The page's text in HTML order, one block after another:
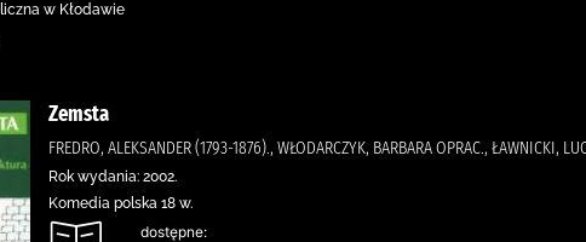
w Kłodawie
Zemsta
FREDRO, ALEKSANDER (1793-1876)., WŁODARCZYK, BARBARA OPRAC., ŁAWNICKI,
Rok wydania: 2002.
Komedia polska 18 w.
dostępne: